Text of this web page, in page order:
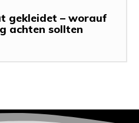
gekleidet – worauf
achten sollten